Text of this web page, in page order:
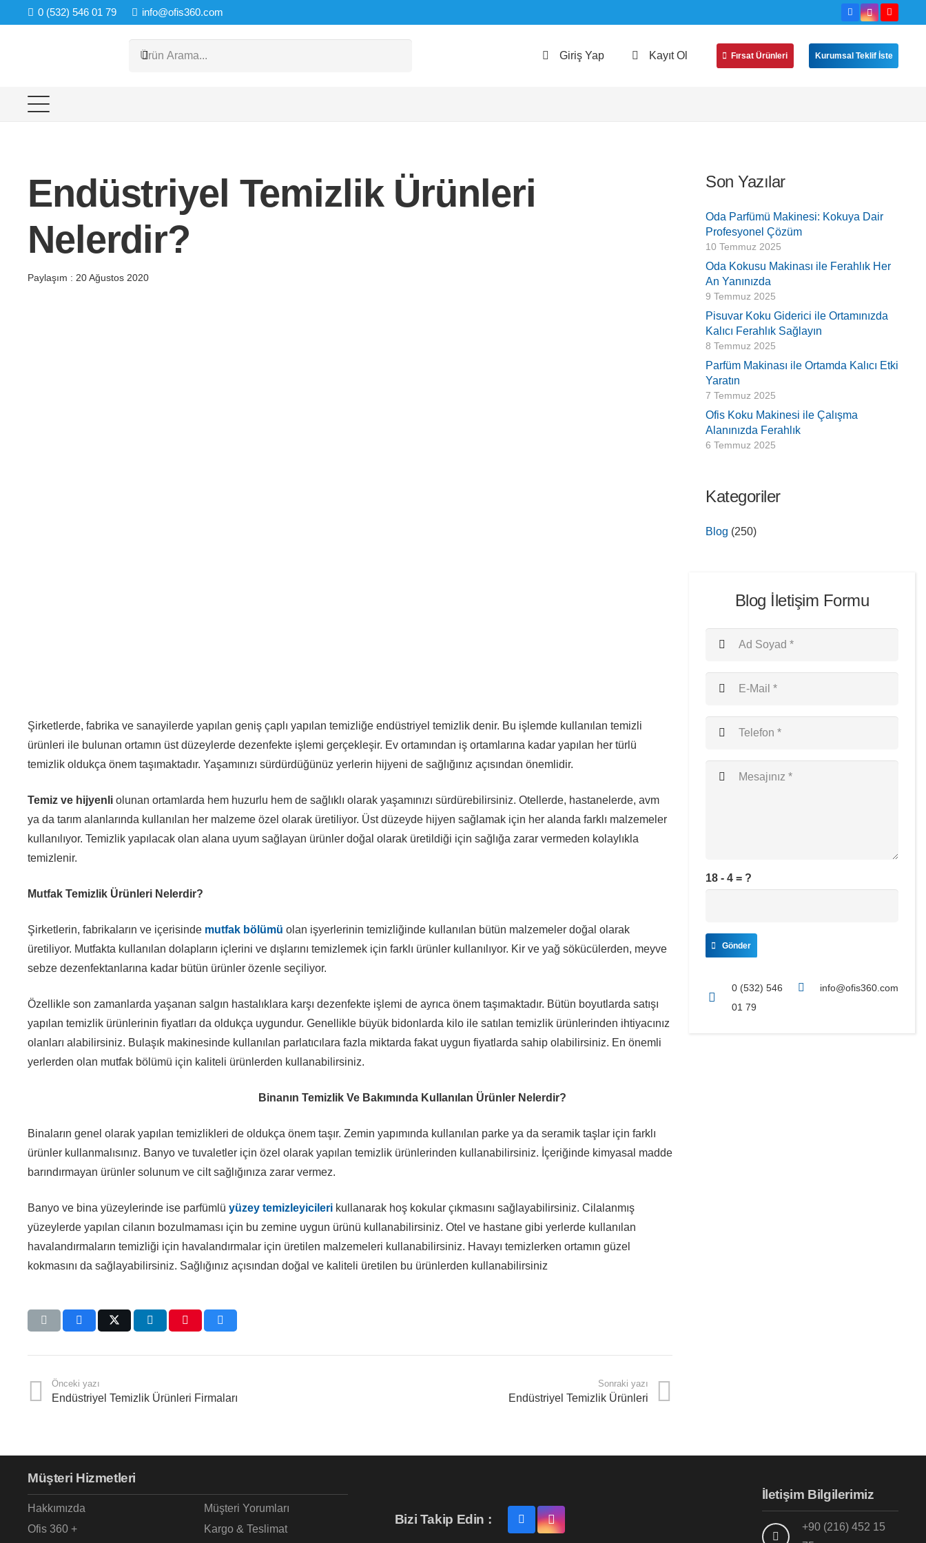
0 (532) 546 01 79 info@ofis360.com
Giriş Yap Kayıt Ol Fırsat Ürünleri Kurumsal Teklif İste
Endüstriyel Temizlik Ürünleri
Nelerdir?
Paylaşım : 20 Ağustos 2020
Şirketlerde, fabrika ve sanayilerde yapılan geniş çaplı yapılan temizliğe endüstriyel temizlik denir. Bu işlemde kullanılan temizli
ürünleri ile bulunan ortamın üst düzeylerde dezenfekte işlemi gerçekleşir. Ev ortamından iş ortamlarına kadar yapılan her türlü
temizlik oldukça önem taşımaktadır. Yaşamınızı sürdürdüğünüz yerlerin hijyeni de sağlığınız açısından önemlidir.
Temiz ve hijyenli olunan ortamlarda hem huzurlu hem de sağlıklı olarak yaşamınızı sürdürebilirsiniz. Otellerde, hastanelerde, avm
ya da tarım alanlarında kullanılan her malzeme özel olarak üretiliyor. Üst düzeyde hijyen sağlamak için her alanda farklı malzemeler
kullanılıyor. Temizlik yapılacak olan alana uyum sağlayan ürünler doğal olarak üretildiği için sağlığa zarar vermeden kolaylıkla
temizlenir.
Mutfak Temizlik Ürünleri Nelerdir?
Şirketlerin, fabrikaların ve içerisinde mutfak bölümü olan işyerlerinin temizliğinde kullanılan bütün malzemeler doğal olarak
üretiliyor. Mutfakta kullanılan dolapların içlerini ve dışlarını temizlemek için farklı ürünler kullanılıyor. Kir ve yağ sökücülerden, meyve
sebze dezenfektanlarına kadar bütün ürünler özenle seçiliyor.
Özellikle son zamanlarda yaşanan salgın hastalıklara karşı dezenfekte işlemi de ayrıca önem taşımaktadır. Bütün boyutlarda satışı
yapılan temizlik ürünlerinin fiyatları da oldukça uygundur. Genellikle büyük bidonlarda kilo ile satılan temizlik ürünlerinden ihtiyacınız
olanları alabilirsiniz. Bulaşık makinesinde kullanılan parlatıcılara fazla miktarda fakat uygun fiyatlarda sahip olabilirsiniz. En önemli
yerlerden olan mutfak bölümü için kaliteli ürünlerden kullanabilirsiniz.
Binanın Temizlik Ve Bakımında Kullanılan Ürünler Nelerdir?
Binaların genel olarak yapılan temizlikleri de oldukça önem taşır. Zemin yapımında kullanılan parke ya da seramik taşlar için farklı
ürünler kullanmalısınız. Banyo ve tuvaletler için özel olarak yapılan temizlik ürünlerinden kullanabilirsiniz. İçeriğinde kimyasal madde
barındırmayan ürünler solunum ve cilt sağlığınıza zarar vermez.
Banyo ve bina yüzeylerinde ise parfümlü yüzey temizleyicileri kullanarak hoş kokular çıkmasını sağlayabilirsiniz. Cilalanmış
yüzeylerde yapılan cilanın bozulmaması için bu zemine uygun ürünü kullanabilirsiniz. Otel ve hastane gibi yerlerde kullanılan
havalandırmaların temizliği için havalandırmalar için üretilen malzemeleri kullanabilirsiniz. Havayı temizlerken ortamın güzel
kokmasını da sağlayabilirsiniz. Sağlığınız açısından doğal ve kaliteli üretilen bu ürünlerden kullanabilirsiniz
Önceki yazı
Endüstriyel Temizlik Ürünleri Firmaları
Sonraki yazı
Endüstriyel Temizlik Ürünleri
Son Yazılar
Oda Parfümü Makinesi: Kokuya Dair
Profesyonel Çözüm
10 Temmuz 2025
Oda Kokusu Makinası ile Ferahlık Her
An Yanınızda
9 Temmuz 2025
Pisuvar Koku Giderici ile Ortamınızda
Kalıcı Ferahlık Sağlayın
8 Temmuz 2025
Parfüm Makinası ile Ortamda Kalıcı Etki
Yaratın
7 Temmuz 2025
Ofis Koku Makinesi ile Çalışma
Alanınızda Ferahlık
6 Temmuz 2025
Kategoriler
Blog (250)
Blog İletişim Formu
18 - 4 = ?
Gönder
0 (532) 546
01 79
info@ofis360.com
Müşteri Hizmetleri
Hakkımızda
Ofis 360 +
Müşteri Yorumları
Kargo & Teslimat
Bizi Takip Edin :
İletişim Bilgilerimiz
+90 (216) 452 15